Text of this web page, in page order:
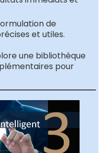
de
et utiles.
une bibliothèque
pour